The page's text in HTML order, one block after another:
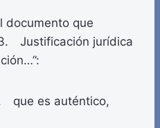
documento que
Justificación jurídica
que es auténtico,